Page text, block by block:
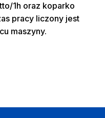
1h oraz koparko
pracy liczony jest
maszyny.